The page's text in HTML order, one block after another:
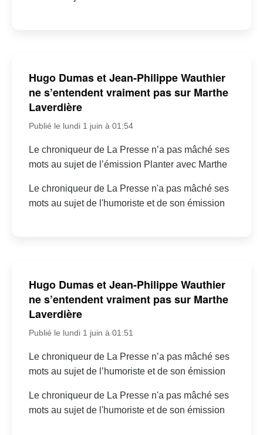
Hugo Dumas et Jean-Philippe Wauthier
ne s’entendent vraiment pas sur Marthe
Laverdière
Publié le lundi 1 juin à 01:54
Le chroniqueur de La Presse n’a pas mâché ses
mots au sujet de l’émission Planter avec Marthe
Le chroniqueur de La Presse n'a pas mâché ses
mots au sujet de l'humoriste et de son émission
Hugo Dumas et Jean-Philippe Wauthier
ne s’entendent vraiment pas sur Marthe
Laverdière
Publié le lundi 1 juin à 01:51
Le chroniqueur de La Presse n’a pas mâché ses
mots au sujet de l’humoriste et de son émission
Le chroniqueur de La Presse n'a pas mâché ses
mots au sujet de l'humoriste et de son émission